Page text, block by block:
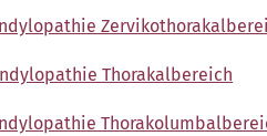
Thorakalbereich